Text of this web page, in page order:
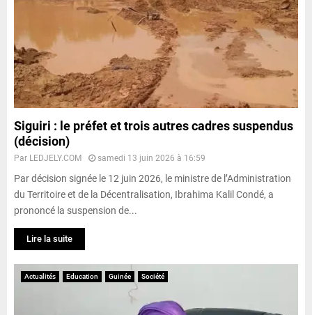
Siguiri : le préfet et trois autres cadres suspendus
(décision)
Par LEDJELY.COM samedi 13 juin 2026 à 16:59
Par décision signée le 12 juin 2026, le ministre de l’Administration
du Territoire et de la Décentralisation, Ibrahima Kalil Condé, a
prononcé la suspension de...
Lire la suite
Actualités Education Guinée Société